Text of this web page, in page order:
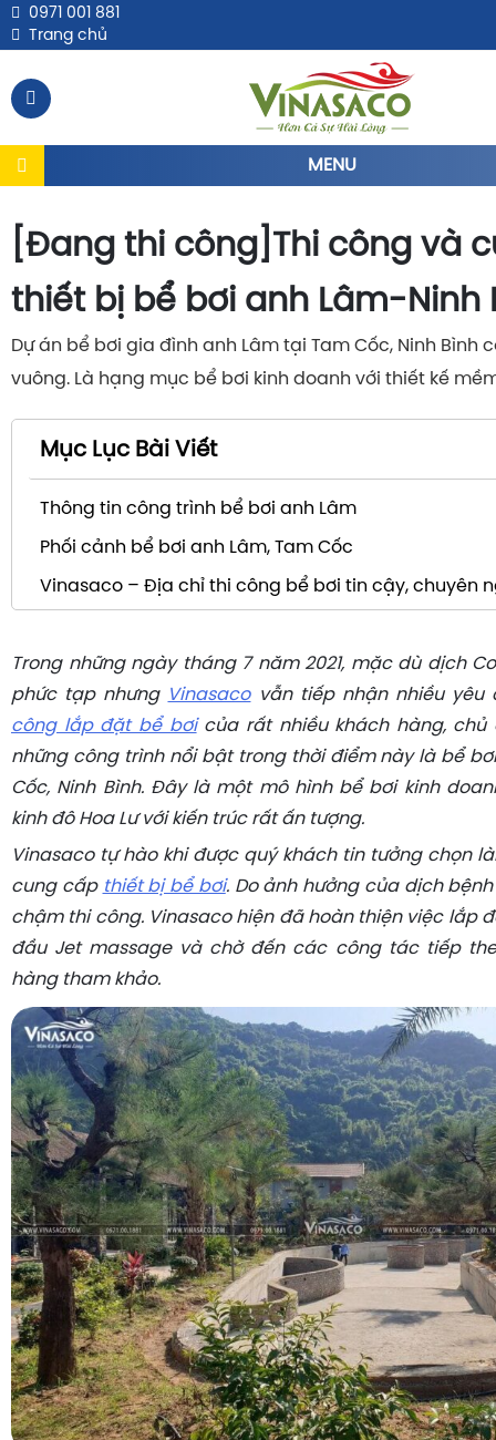
0971 001 881
Trang chủ
MENU
[Đang thi công]Thi công và
thiết bị bể bơi anh Lâm-Ninh
Dự án bể bơi gia đình anh Lâm tại Tam Cốc, Ninh Bình
vuông. Là hạng mục bể bơi kinh doanh với thiết kế
Mục Lục Bài Viết
Thông tin công trình bể bơi anh Lâm
Phối cảnh bể bơi anh Lâm, Tam Cốc
Vinasaco – Địa chỉ thi công bể bơi tin cậy, chuyên
Trong những ngày tháng 7 năm 2021, mặc dù dịch
phức tạp nhưng Vinasacovẫn tiếp nhận nhiều yêu
công lắp đặt bể bơicủa rất nhiều khách hàng, chủ
những công trình nổi bật trong thời điểm này là bể
Cốc, Ninh Bình. Đây là một mô hình bể bơi kinh
kinh đô Hoa Lư với kiến trúc rất ấn tượng.
Vinasaco tự hào khi được quý khách tin tưởng chọn
cung cấp thiết bị bể bơi. Do ảnh hưởng của dịch
chậm thi công. Vinasaco hiện đã hoàn thiện việc lắp
đầu Jet massage và chờ đến các công tác tiếp
hàng tham khảo.